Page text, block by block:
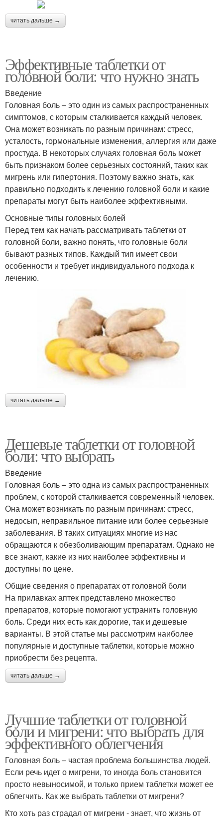
читать дальше →
Эффективные таблетки от
головной боли: что нужно знать
Введение
Головная боль – это один из самых распространенных
симптомов, с которым сталкивается каждый человек.
Она может возникать по разным причинам: стресс,
усталость, гормональные изменения, аллергия или даже
простуда. В некоторых случаях головная боль может
быть признаком более серьезных состояний, таких как
мигрень или гипертония. Поэтому важно знать, как
правильно подходить к лечению головной боли и какие
препараты могут быть наиболее эффективными.
Основные типы головных болей
Перед тем как начать рассматривать таблетки от
головной боли, важно понять, что головные боли
бывают разных типов. Каждый тип имеет свои
особенности и требует индивидуального подхода к
лечению.
читать дальше →
Дешевые таблетки от головной
боли: что выбрать
Введение
Головная боль – это одна из самых распространенных
проблем, с которой сталкивается современный человек.
Она может возникать по разным причинам: стресс,
недосып, неправильное питание или более серьезные
заболевания. В таких ситуациях многие из нас
обращаются к обезболивающим препаратам. Однако не
все знают, какие из них наиболее эффективны и
доступны по цене.
Общие сведения о препаратах от головной боли
На прилавках аптек представлено множество
препаратов, которые помогают устранить головную
боль. Среди них есть как дорогие, так и дешевые
варианты. В этой статье мы рассмотрим наиболее
популярные и доступные таблетки, которые можно
приобрести без рецепта.
читать дальше →
Лучшие таблетки от головной
боли и мигрени: что выбрать для
эффективного облегчения
Головная боль – частая проблема большинства людей.
Если речь идет о мигрени, то иногда боль становится
просто невыносимой, и только прием таблетки может ее
облегчить. Как же выбрать таблетки от мигрени?
Кто хоть раз страдал от мигрени - знает, что жизнь от